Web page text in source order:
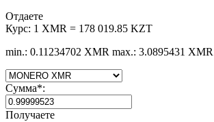
Отдаете
Курс: 1 XMR = 178 019.85 KZT
min.: 0.11234702 XMR max.: 3.0895431 XMR
Сумма*:
Получаете